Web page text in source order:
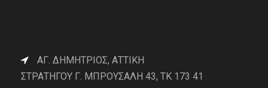
ΑΓ. ΔΗΜΗΤΡΙΟΣ, ΑΤΤΙΚΗ
ΣΤΡΑΤΗΓΟΥ Γ. ΜΠΡΟΥΣΑΛΗ 43, ΤΚ 173 41